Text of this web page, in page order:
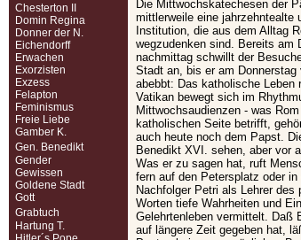
Chesterton II
Domin Regina
Donner der N.
Eichendorff
Erwachen
Exorzisten
Exzess
Felapton
Feminismus
Freie Liebe
Gamber K.
Gen. Benedikt
Gender
Gewissen
Goldene Stadt
Gott
Grabtuch
Hartung T.
Die Mittwochskatechesen der
mittlerweile eine jahrzehntealte
Institution, die aus dem Alltag
wegzudenken sind. Bereits am
nachmittag schwillt der
Stadt an, bis er am Donnerstag
abebbt: Das katholische Leben
Vatikan bewegt sich im
Mittwochsaudienzen - was
katholischen Seite betrifft,
auch heute noch dem Papst.
Benedikt XVI. sehen, aber vor
Was er zu sagen hat, ruft
fern auf den Petersplatz oder
Nachfolger Petri als Lehrer
Worten tiefe Wahrheiten und
Gelehrtenleben vermittelt. Daß
auf längere Zeit gegeben hat,